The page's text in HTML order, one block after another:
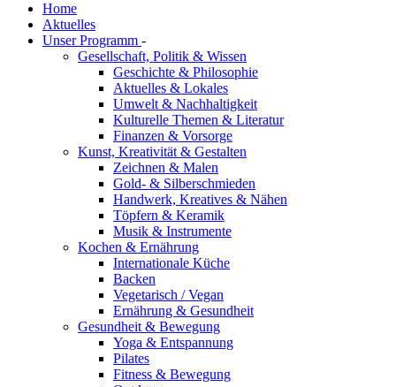
Home
Aktuelles
Unser Programm -
Gesellschaft, Politik & Wissen
Geschichte & Philosophie
Aktuelles & Lokales
Umwelt & Nachhaltigkeit
Kulturelle Themen & Literatur
Finanzen & Vorsorge
Kunst, Kreativität & Gestalten
Zeichnen & Malen
Gold- & Silberschmieden
Handwerk, Kreatives & Nähen
Töpfern & Keramik
Musik & Instrumente
Kochen & Ernährung
Internationale Küche
Backen
Vegetarisch / Vegan
Ernährung & Gesundheit
Gesundheit & Bewegung
Yoga & Entspannung
Pilates
Fitness & Bewegung